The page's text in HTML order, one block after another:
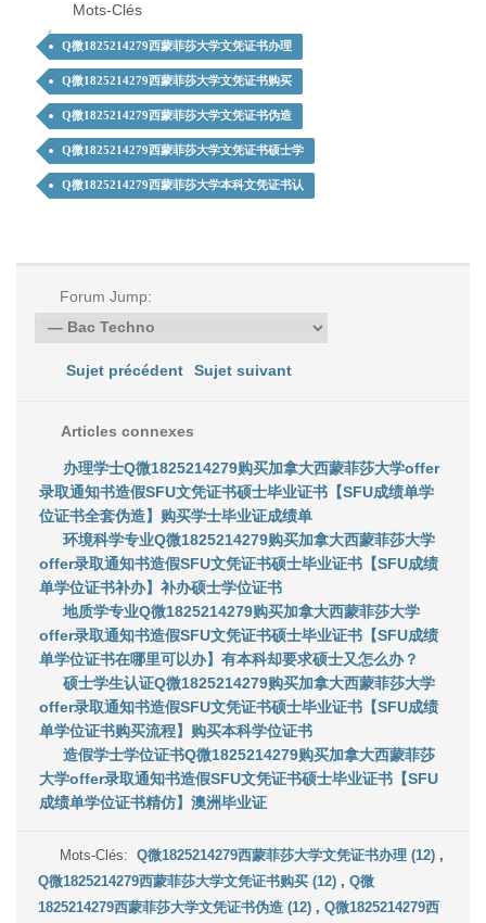
Mots-Clés
Q微1825214279西蒙菲莎大学文凭证书办理
Q微1825214279西蒙菲莎大学文凭证书购买
Q微1825214279西蒙菲莎大学文凭证书伪造
Q微1825214279西蒙菲莎大学文凭证书硕士学
Q微1825214279西蒙菲莎大学本科文凭证书认
Forum Jump:
Sujet précédent Sujet suivant
Articles connexes
办理学士Q微1825214279购买加拿大西蒙菲莎大学offer
录取通知书造假SFU文凭证书硕士毕业证书【SFU成绩单学
位证书全套伪造】购买学士毕业证成绩单
环境科学专业Q微1825214279购买加拿大西蒙菲莎大学
offer录取通知书造假SFU文凭证书硕士毕业证书【SFU成绩
单学位证书补办】补办硕士学位证书
地质学专业Q微1825214279购买加拿大西蒙菲莎大学
offer录取通知书造假SFU文凭证书硕士毕业证书【SFU成绩
单学位证书在哪里可以办】有本科却要求硕士又怎么办？
硕士学生认证Q微1825214279购买加拿大西蒙菲莎大学
offer录取通知书造假SFU文凭证书硕士毕业证书【SFU成绩
单学位证书购买流程】购买本科学位证书
造假学士学位证书Q微1825214279购买加拿大西蒙菲莎
大学offer录取通知书造假SFU文凭证书硕士毕业证书【SFU
成绩单学位证书精仿】澳洲毕业证
Mots-Clés:Q微1825214279西蒙菲莎大学文凭证书办理 (12) ,
Q微1825214279西蒙菲莎大学文凭证书购买 (12) , Q微
1825214279西蒙菲莎大学文凭证书伪造 (12) , Q微1825214279西